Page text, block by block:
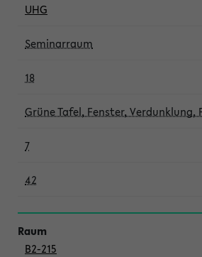
UHG
Seminarraum
18
Grüne Tafel, Fenster, Verdunklung,
7
42
B2-215